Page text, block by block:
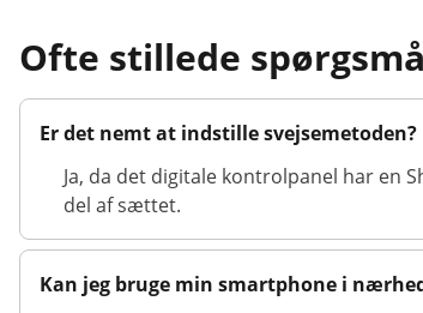
Ofte stillede
Er det nemt at indstille svejsemetoden?
Ja, da det digitale kontrolpanel har en
del af sættet.
Kan jeg bruge min smartphone i